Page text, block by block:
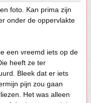
foto. Kan prima zijn
onder de oppervlakte
een vreemd iets op de
heeft ze ter
Bleek dat er iets
pijn zou gaan
Het was alleen